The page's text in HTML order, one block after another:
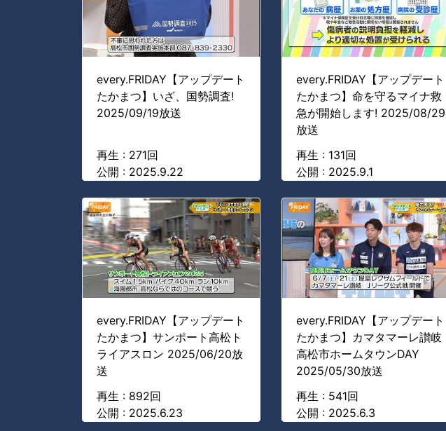
every.FRIDAY【アップデート
たかまつ】いざ、国勢調査!
2025/09/19放送
再生 : 271回
公開 : 2025.9.22
every.FRIDAY【アップデート
たかまつ】命を守るマイナ救
急が開始します! 2025/08/29
放送
再生 : 131回
公開 : 2025.9.1
every.FRIDAY【アップデート
たかまつ】サンポート高松ト
ライアスロン 2025/06/20放
送
再生 : 892回
公開 : 2025.6.23
every.FRIDAY【アップデート
たかまつ】カマタマーレ讃岐
高松市ホームタウンDAY
2025/05/30放送
再生 : 541回
公開 : 2025.6.3